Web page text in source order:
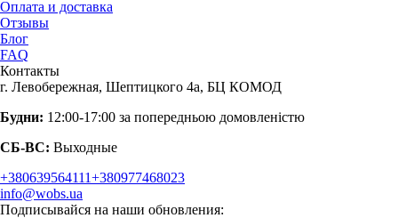
Оплата и доставка
Отзывы
Блог
FAQ
Контакты
г. Левобережная, Шептицкого 4а, БЦ КОМОД
Будни: 12:00-17:00 за попередньою домовленістю
СБ-ВС: Выходные
+380639564111+380977468023
info@wobs.ua
Подписывайся на наши обновления: